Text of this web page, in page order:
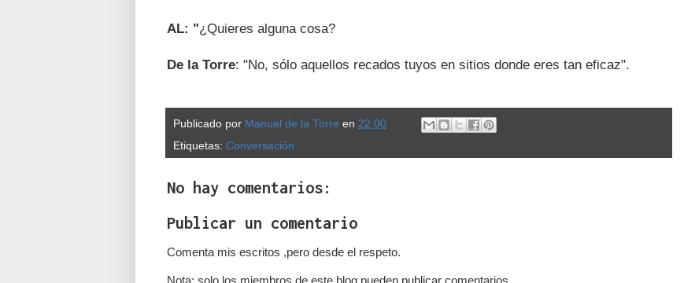
AL: "¿Quieres alguna cosa?
De la Torre: "No, sólo aquellos recados tuyos en sitios donde eres tan eficaz".
Publicado por Manuel de la Torre en 22:00
Etiquetas: Conversación
No hay comentarios:
Publicar un comentario
Comenta mis escritos ,pero desde el respeto.
Nota: solo los miembros de este blog pueden publicar comentarios.